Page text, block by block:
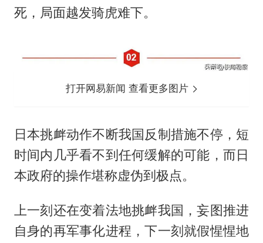
死，局面越发骑虎难下。
打开网易新闻 查看更多图片
日本挑衅动作不断我国反制措施不停，短
时间内几乎看不到任何缓解的可能，而日
本政府的操作堪称虚伪到极点。
上一刻还在变着法地挑衅我国，妄图推进
自身的再军事化进程，下一刻就假惺惺地